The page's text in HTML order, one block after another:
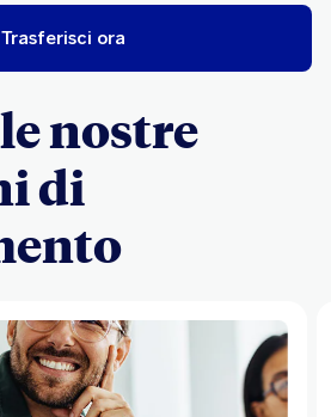
Trasferisci ora
nostre
di